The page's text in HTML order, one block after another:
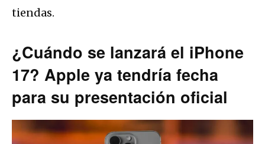
tiendas.
¿Cuándo se lanzará el iPhone
17? Apple ya tendría fecha
para su presentación oficial